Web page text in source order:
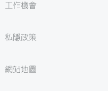
工作機會
私隱政策
網站地圖